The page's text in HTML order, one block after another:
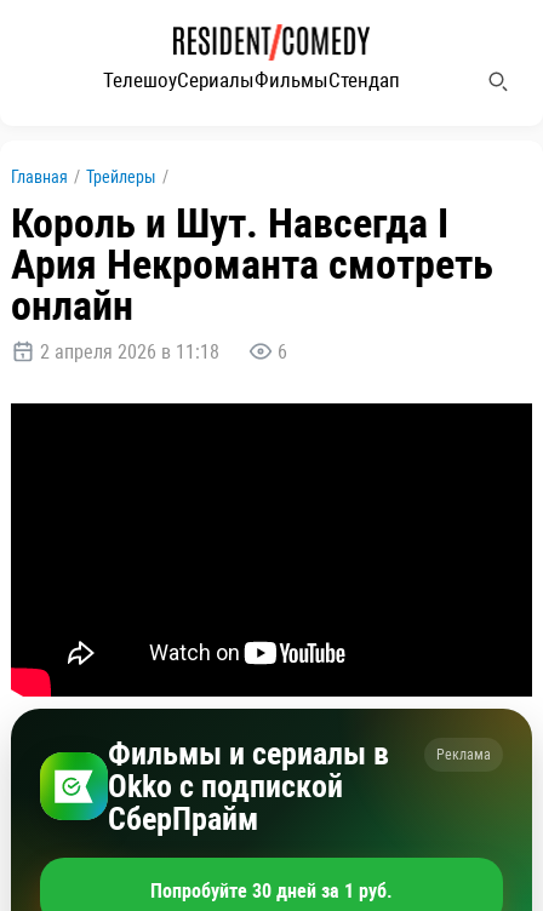
ТелешоуСериалыФильмыСтендап
Главная / Трейлеры /
Король и Шут. Навсегда I
Ария Некроманта смотреть
онлайн
2 апреля 2026 в 11:18 6
Фильмы и сериалы в
Okko с подпиской
СберПрайм
Реклама
Попробуйте 30 дней за 1 руб.